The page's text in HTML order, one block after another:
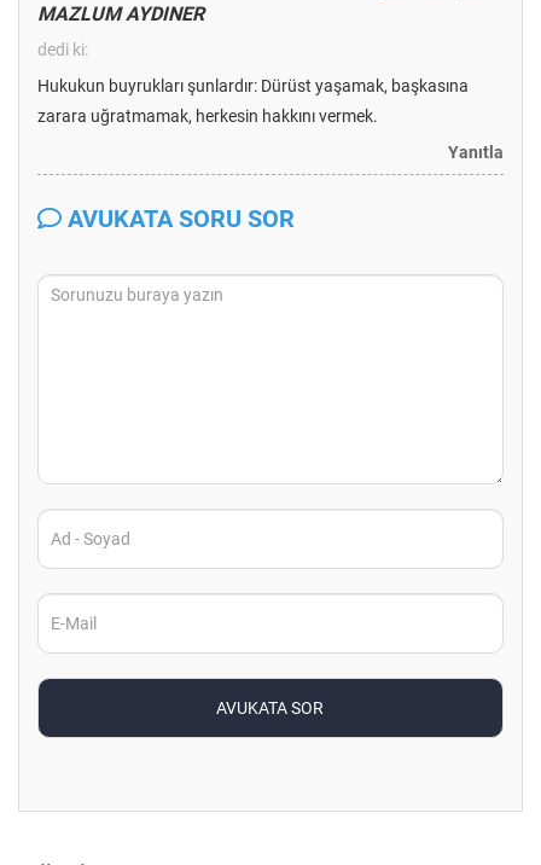
MAZLUM AYDINER
dedi ki:
Hukukun buyrukları şunlardır: Dürüst yaşamak, başkasına
zarara uğratmamak, herkesin hakkını vermek.
Yanıtla
AVUKATA SORU SOR